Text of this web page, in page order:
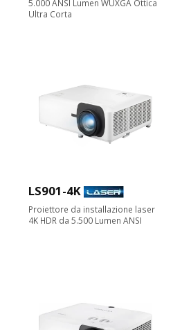
5.000 ANSI Lumen WUXGA Ottica
Ultra Corta
LS901-4K
Proiettore da installazione laser
4K HDR da 5.500 Lumen ANSI